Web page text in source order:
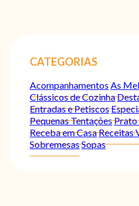
CATEGORIAS
Acompanhamentos As
Clássicos de Cozinha
Entradas e Petiscos
Pequenas TentaçõesPrato
Receba em CasaReceitas
SobremesasSopas